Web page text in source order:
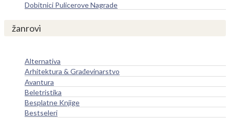
Dobitnici Pulicerove Nagrade
žanrovi
Alternativa
Arhitektura & Građevinarstvo
Avantura
Beletristika
Besplatne Knjige
Bestseleri